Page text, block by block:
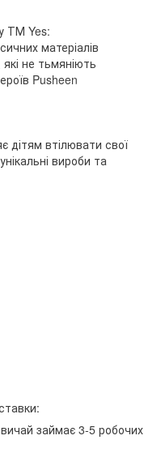
ТМ Yes:
матеріалів
не тьмяніють
Pusheen
дітям втілювати свої
вироби та
займає 3-5 робочих